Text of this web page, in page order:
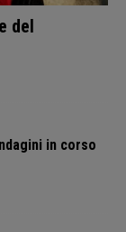
del
in corso